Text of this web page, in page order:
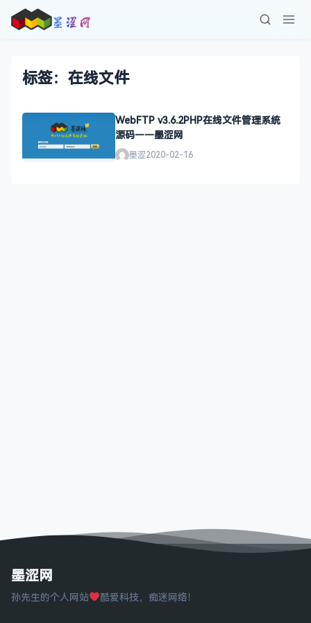
标签：在线文件
WebFTP v3.6.2PHP在线文件管理系统
源码——墨涩网
墨涩2020-02-16
墨涩网
孙先生的个人网站 酷爱科技，痴迷网络！